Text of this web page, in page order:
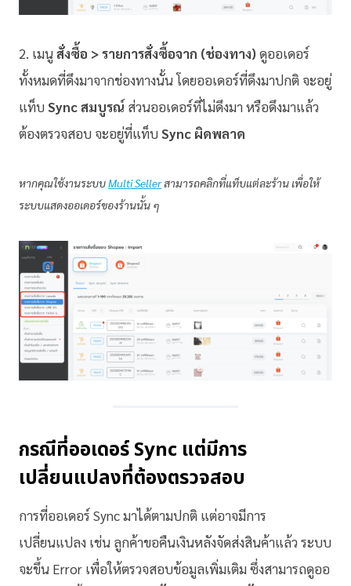
2. เมนู สั่งซื้อ > รายการสั่งซื้อจาก (ช่องทาง) ดูออเดอร์
ทั้งหมดที่ดึงมาจากช่องทางนั้น โดยออเดอร์ที่ดึงมาปกติ จะอยู่
แท็บ Sync สมบูรณ์ ส่วนออเดอร์ที่ไม่ดึงมา หรือดึงมาแล้ว
ต้องตรวจสอบ จะอยู่ที่แท็บ Sync ผิดพลาด
หากคุณใช้งานระบบMulti Sellerสามารถคลิกที่แท็บแต่ละร้าน เพื่อให้
ระบบแสดงออเดอร์ของร้านนั้น ๆ
กรณีที่ออเดอร์ Sync แต่มีการ
เปลี่ยนแปลงที่ต้องตรวจสอบ
การที่ออเดอร์ Sync มาได้ตามปกติ แต่อาจมีการ
เปลี่ยนแปลง เช่น ลูกค้าขอคืนเงินหลังจัดส่งสินค้าแล้ว ระบบ
จะขึ้น Error เพื่อให้ตรวจสอบข้อมูลเพิ่มเติม ซึ่งสามารถดูออ